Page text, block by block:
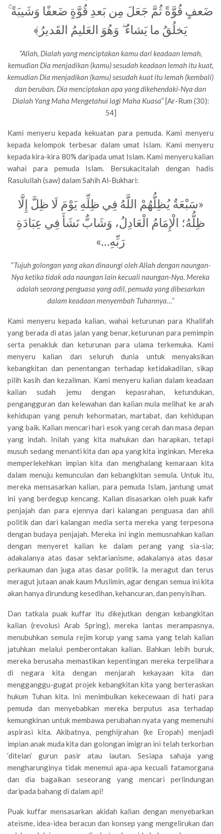
ضَعفٍ قُوَّةً ثُمَّ جَعَلَ مِن بَعدِ قُوَّةٍ ضَعفًا وَشَيبَةً ۚ
يَخلُقُ ما يَشاءُ ۖ وَهُوَ العَليمُ القَديرُ﴾
“Allah, Dialah yang menciptakan kamu dari keadaan lemah,
kemudian Dia menjadikan (kamu) sesudah keadaan lemah itu kuat,
kemudian Dia menjadikan (kamu) sesudah kuat itu lemah (kembali)
dan beruban. Dia menciptakan apa yang dikehendaki-Nya dan
Dialah Yang Maha Mengetahui lagi Maha Kuasa” [Ar-Rum (30):
54]
Kami menyeru kepada kekuatan para pemuda. Kami menyeru
kepada kelompok terbesar dalam umat Islam. Kami menyeru
kepada kira-kira 80% daripada umat Islam. Kami menyeru kalian
wahai para pemuda Islam. Bersukacitalah dengan hadis
Rasulullah (saw) dalam Sahih Al-Bukhari:
«سَبْعَةٌ يُظِلُّهُمْ اللَّهُ فِي ظِلِّهِ يَوْمَ لَا ظِلَّ إِلَّا
ظِلُّهُ؛ الْإِمَامُ الْعَادِلُ، وَشَابٌّ نَشَأَ فِي عِبَادَةِ
رَبِّهِ…»
“Tujuh golongan yang akan dinaungi oleh Allah dengan naungan-
Nya ketika tidak ada naungan lain kecuali naungan-Nya. Mereka
adalah seorang penguasa yang adil, pemuda yang dibesarkan
dalam keadaan menyembah Tuhannya…”
Kami menyeru kepada kalian, wahai keturunan para Khalifah
yang berada di atas jalan yang benar, keturunan para pemimpin
serta penakluk dan keturunan para ulama terkemuka. Kami
menyeru kalian dan seluruh dunia untuk menyaksikan
kebangkitan dan penentangan terhadap ketidakadilan, sikap
pilih kasih dan kezaliman. Kami menyeru kalian dalam keadaan
kalian sudah jemu dengan kepasrahan, ketundukan,
pengangguran dan kelewahan dan kalian mula melihat ke arah
kehidupan yang penuh kehormatan, martabat, dan kehidupan
yang baik. Kalian mencari hari esok yang cerah dan masa depan
yang indah. Inilah yang kita mahukan dan harapkan, tetapi
musuh sedang menanti kita dan apa yang kita inginkan. Mereka
memperlekehkan impian kita dan menghalang kemaraan kita
dalam menuju kemunculan dan kebangkitan semula. Untuk itu,
mereka mensasarkan kalian, para pemuda Islam, jantung umat
ini yang berdegup kencang. Kalian disasarkan oleh puak kafir
penjajah dan para ejennya dari kalangan penguasa dan ahli
politik dan dari kalangan media serta mereka yang terpesona
dengan budaya penjajah. Mereka ini ingin memusnahkan kalian
dengan menyeret kalian ke dalam perang yang sia-sia;
adakalanya atas dasar sektarianisme, adakalanya atas dasar
perkauman dan juga atas dasar politik. Ia meragut dan terus
meragut jutaan anak kaum Muslimin, agar dengan semua ini kita
akan hanya dirundung kesedihan, kehancuran, dan penyisihan.
Dan tatkala puak kuffar itu dikejutkan dengan kebangkitan
kalian (revolusi Arab Spring), mereka lantas merampasnya,
menubuhkan semula rejim korup yang sama yang telah kalian
jatuhkan melalui pemberontakan kalian. Bahkan lebih buruk,
mereka berusaha memastikan kepentingan mereka terpelihara
di negara kita dengan menjarah kekayaan kita dan
mengganggu-gugat projek kebangkitan kita yang berteraskan
hukum Tuhan kita. Ini menimbulkan kekecewaan di hati para
pemuda dan menyebabkan mereka berputus asa terhadap
kemungkinan untuk membawa perubahan nyata yang memenuhi
aspirasi kita. Akibatnya, penghijrahan (ke Eropah) menjadi
impian anak muda kita dan golongan imigran ini telah terkorban
‘ditelan’ gurun pasir atau lautan. Sesiapa sahaja yang
mengharunginya tidak menemui apa-apa kecuali fatamorgana
dan dia bagaikan seseorang yang mencari perlindungan
daripada bahang di dalam api!
Puak kuffar mensasarkan akidah kalian dengan menyebarkan
ateisme, idea-idea beracun dan konsep yang mengelirukan dan